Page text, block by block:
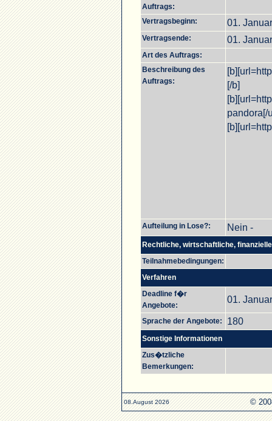
Auftrags:
Vertragsbeginn:
01.
Vertragsende: 01.
Art des Auftrags:
Beschreibung des
Auftrags:
[/b]
pandora[/
Aufteilung in Lose?: Nein -
Rechtliche, wirtschaftliche,
Teilnahmebedingungen:
Verfahren
Deadline f�r
Angebote:
01.
Sprache der Angebote: 180
Sonstige Informationen
Zus�tzliche
Bemerkungen:
08.August 2026 ©